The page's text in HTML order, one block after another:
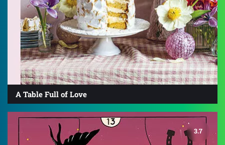
A Table Full of Love
3.7